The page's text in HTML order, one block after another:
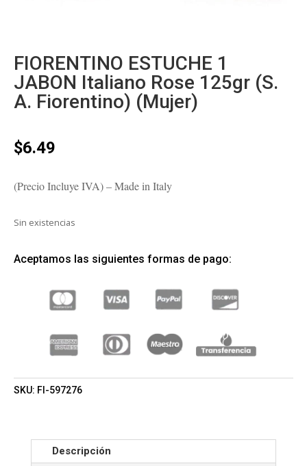
FIORENTINO ESTUCHE 1
JABON Italiano Rose 125gr (S.
A. Fiorentino) (Mujer)
$6.49
(Precio Incluye IVA) – Made in Italy
Sin existencias
Aceptamos las siguientes formas de pago:
SKU: FI-597276
Descripción